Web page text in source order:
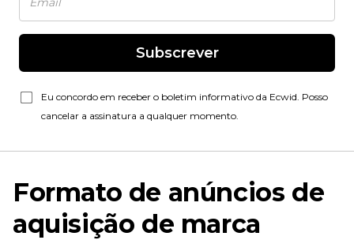
Subscrever
Eu concordo em receber o boletim informativo da Ecwid. Posso
cancelar a assinatura a qualquer momento.
Formato de anúncios de
aquisição de marca